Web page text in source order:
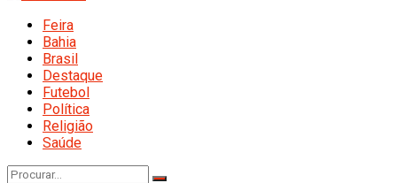
Feira
Bahia
Brasil
Destaque
Futebol
Política
Religião
Saúde